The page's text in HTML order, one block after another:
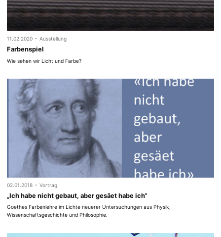
11.02.2020 - Ausstellung
Farbenspiel
Wie sehen wir Licht und Farbe?
02.01.2018 - Vortrag
„Ich habe nicht gebaut, aber gesäet habe ich“
Goethes Farbenlehre im Lichte neuerer Untersuchungen aus Physik,
Wissenschaftsgeschichte und Philosophie.